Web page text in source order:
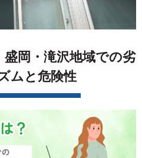
岡・滝沢地域での劣
ムと危険性